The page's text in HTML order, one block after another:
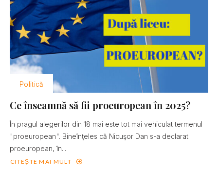
Politică
Ce înseamnă să fii proeuropean în 2025?
În pragul alegerilor din 18 mai este tot mai vehiculat termenul
"proeuropean". Bineînţeles că Nicuşor Dan s-a declarat
proeuropean, în...
CITEȘTE MAI MULT